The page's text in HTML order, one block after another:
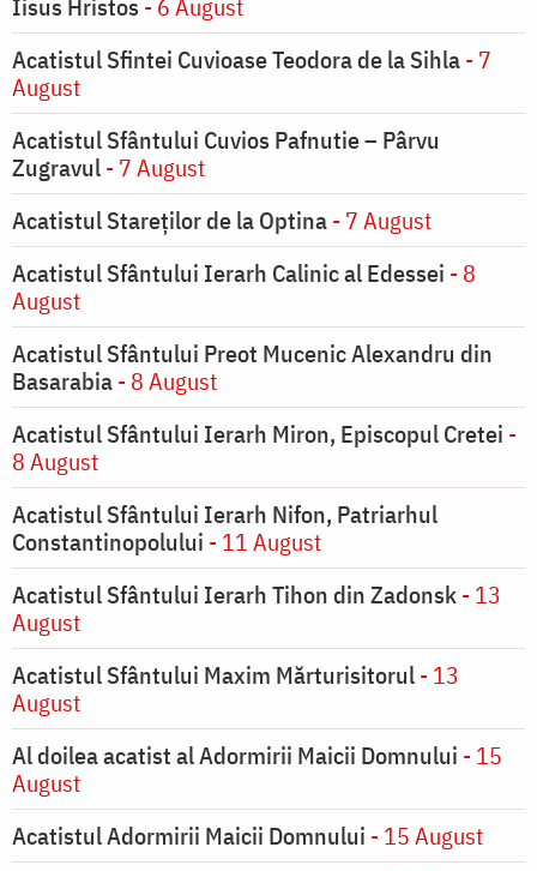
Iisus Hristos - 6 August
Acatistul Sfintei Cuvioase Teodora de la Sihla- 7
August
Acatistul Sfântului Cuvios Pafnutie – Pârvu
Zugravul- 7 August
Acatistul Stareţilor de la Optina- 7 August
Acatistul Sfântului Ierarh Calinic al Edessei - 8
August
Acatistul Sfântului Preot Mucenic Alexandru din
Basarabia- 8 August
Acatistul Sfântului Ierarh Miron, Episcopul Cretei -
8 August
Acatistul Sfântului Ierarh Nifon, Patriarhul
Constantinopolului - 11 August
Acatistul Sfântului Ierarh Tihon din Zadonsk- 13
August
Acatistul Sfântului Maxim Mărturisitorul- 13
August
Al doilea acatist al Adormirii Maicii Domnului - 15
August
Acatistul Adormirii Maicii Domnului - 15 August